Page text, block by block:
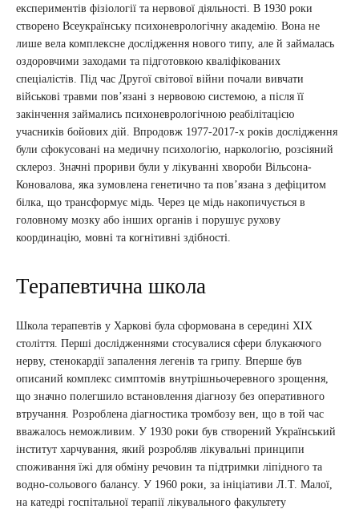
експериментів фізіології та нервової діяльності. В 1930 роки
створено Всеукраїнську психоневрологічну академію. Вона не
лише вела комплексне дослідження нового типу, але й займалась
оздоровчими заходами та підготовкою кваліфікованих
спеціалістів. Під час Другої світової війни почали вивчати
військові травми пов’язані з нервовою системою, а після її
закінчення займались психоневрологічною реабілітацією
учасників бойових дій. Впродовж 1977-2017-х років дослідження
були сфокусовані на медичну психологію, наркологію, розсіяний
склероз. Значні прориви були у лікуванні хвороби Вільсона-
Коновалова, яка зумовлена генетично та пов’язана з дефіцитом
білка, що трансформує мідь. Через це мідь накопичується в
головному мозку або інших органів і порушує рухову
координацію, мовні та когнітивні здібності.
Терапевтична школа
Школа терапевтів у Харкові була сформована в середині ХІХ
століття. Перші дослідженнями стосувалися сфери блукаючого
нерву, стенокардії запалення легенів та грипу. Вперше був
описаний комплекс симптомів внутрішньочеревного зрощення,
що значно полегшило встановлення діагнозу без оперативного
втручання. Розроблена діагностика тромбозу вен, що в той час
вважалось неможливим. У 1930 роки був створений Український
інститут харчування, який розробляв лікувальні принципи
споживання їжі для обміну речовин та підтримки ліпідного та
водно-сольового балансу. У 1960 роки, за ініціативи Л.Т. Малої,
на катедрі госпітальної терапії лікувального факультету